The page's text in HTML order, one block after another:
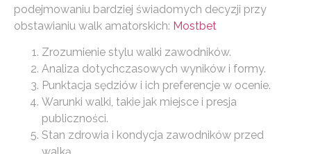
podejmowaniu bardziej świadomych decyzji przy
obstawianiu walk amatorskich: Mostbet
Zrozumienie stylu walki zawodników.
Analiza dotychczasowych wyników i formy.
Punktacja sędziów i ich preferencje w ocenie.
Warunki walki, takie jak miejsce i presja
publiczności.
Stan zdrowia i kondycja zawodników przed